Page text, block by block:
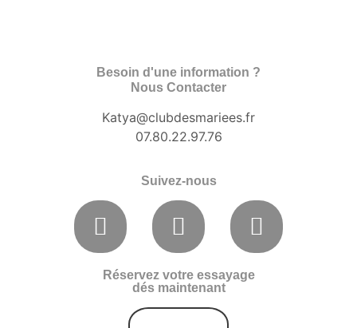
Besoin d'une information ?
Nous Contacter
Katya@clubdesmariees.fr
07.80.22.97.76
Suivez-nous
Réservez votre essayage
dés maintenant